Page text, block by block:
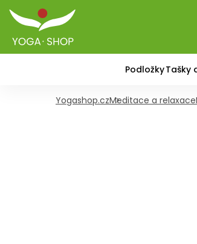
PodložkyTašky
Yogashop.czMeditace a relaxace